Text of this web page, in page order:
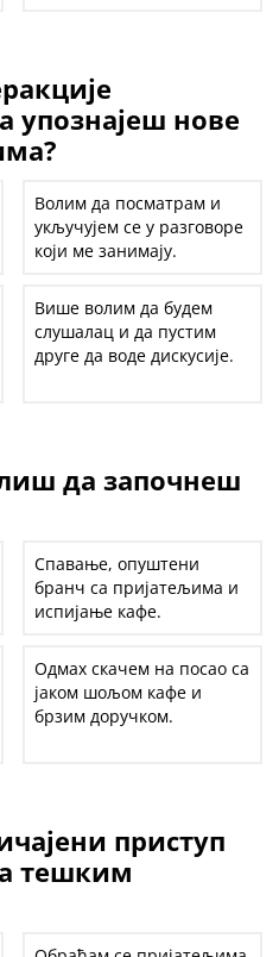
упознајеш нове
Волим да посматрам и
укључујем се у разговоре
који ме занимају.
Више волим да будем
слушалац и да пустим
друге да воде дискусије.
да започнеш
Спавање, опуштени
бранч са пријатељима и
испијање кафе.
Одмах скачем на посао са
јаком шољом кафе и
брзим доручком.
приступ
тешким